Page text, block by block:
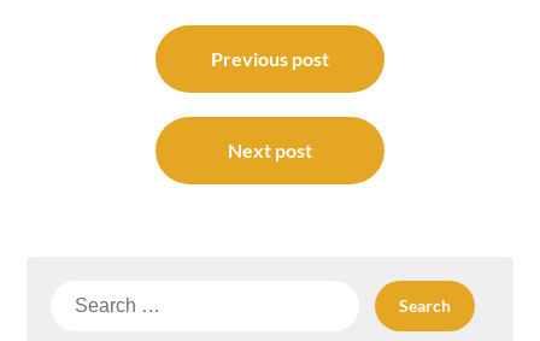
navigation
Previous post
Next post
Search